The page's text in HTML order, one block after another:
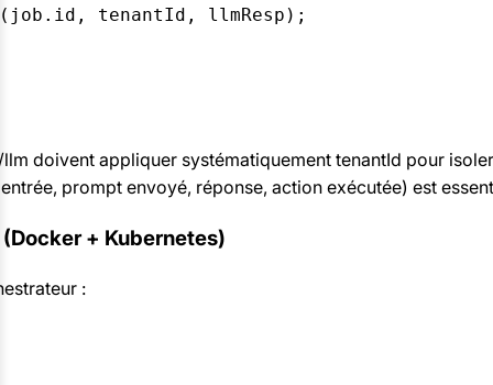
tenantId, llmResp);
doivent appliquer systématiquement tenantId pour
prompt envoyé, réponse, action exécutée) est
+ Kubernetes)
: